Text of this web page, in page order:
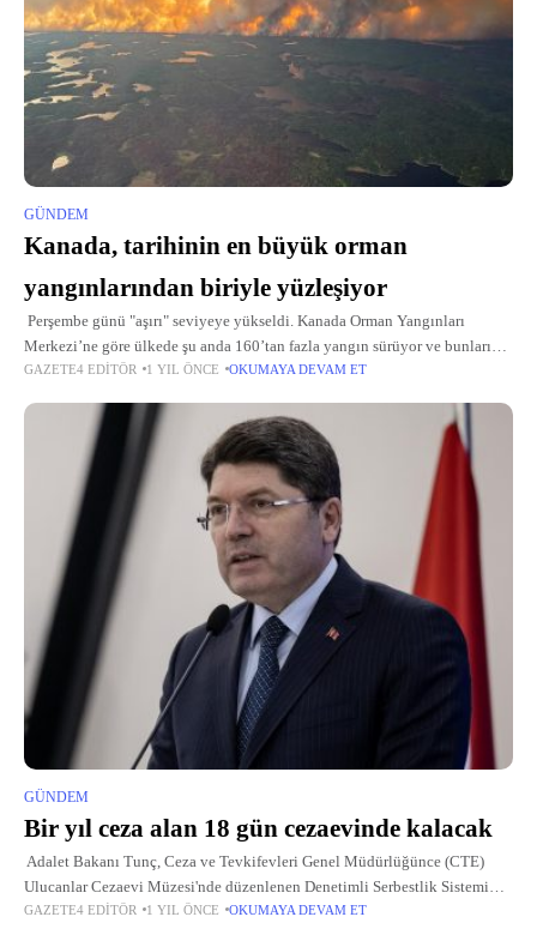
GÜNDEM
Kanada, tarihinin en büyük orman
yangınlarından biriyle yüzleşiyor
Perşembe günü "aşırı" seviyeye yükseldi. Kanada Orman Yangınları
Merkezi’ne göre ülkede şu anda 160’tan fazla yangın sürüyor ve bunların
yaklaşık yarısı tamamen kontrol dışı. Ulusal Acil Hazırlık Seviyesi
GAZETE4 EDITÖR 1 YIL ÖNCE OKUMAYA DEVAM ET
GÜNDEM
Bir yıl ceza alan 18 gün cezaevinde kalacak
Adalet Bakanı Tunç, Ceza ve Tevkifevleri Genel Müdürlüğünce (CTE)
Ulucanlar Cezaevi Müzesi'nde düzenlenen Denetimli Serbestlik Sistemi
Değerlendirme Toplantısı'nda yaptığı konuşmada, toplantıda denetimli
GAZETE4 EDITÖR 1 YIL ÖNCE OKUMAYA DEVAM ET